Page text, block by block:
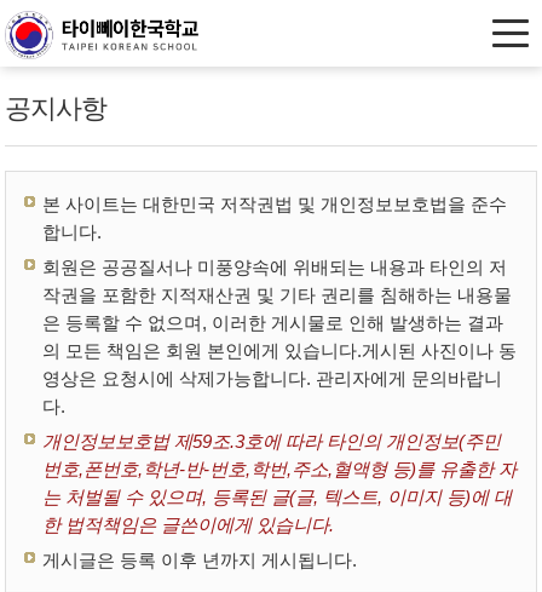
공지사항
본 사이트는 대한민국 저작권법 및 개인정보보호법을 준수
합니다.
회원은 공공질서나 미풍양속에 위배되는 내용과 타인의 저
작권을 포함한 지적재산권 및 기타 권리를 침해하는 내용물
은 등록할 수 없으며, 이러한 게시물로 인해 발생하는 결과
의 모든 책임은 회원 본인에게 있습니다.게시된 사진이나 동
영상은 요청시에 삭제가능합니다. 관리자에게 문의바랍니
다.
개인정보보호법 제59조.3호에 따라 타인의 개인정보(주민
번호,폰번호,학년-반-번호,학번,주소,혈액형 등)를 유출한 자
는 처벌될 수 있으며, 등록된 글(글, 텍스트, 이미지 등)에 대
한 법적책임은 글쓴이에게 있습니다.
게시글은 등록 이후 년까지 게시됩니다.